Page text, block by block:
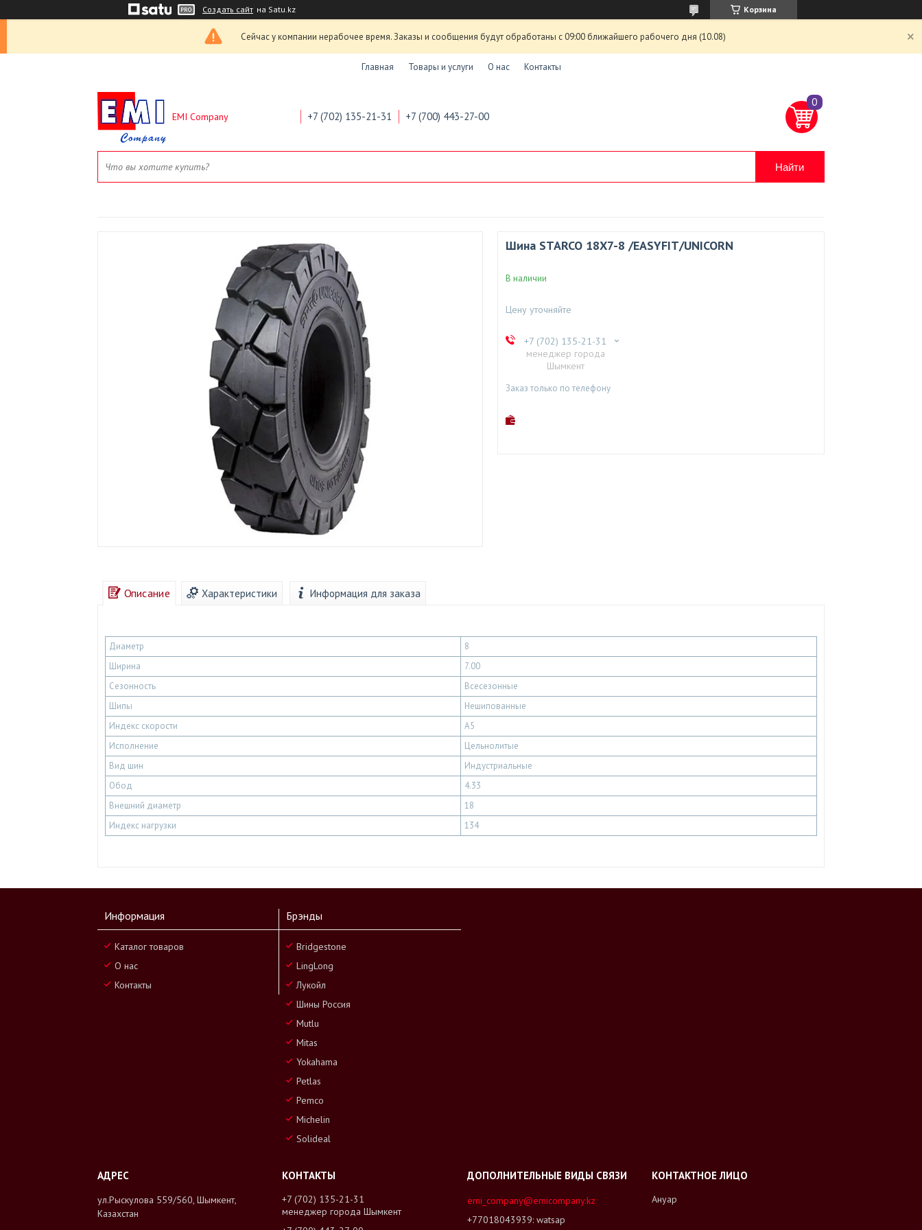
Создать сайт на Satu.kz Корзина
Сейчас у компании нерабочее время. Заказы и сообщения будут обработаны с 09:00 ближайшего рабочего дня (10.08)
Главная Товары и услуги О нас Контакты
EMI Company +7 (702) 135-21-31 +7 (700) 443-27-00
Найти
Шина STARCO 18X7-8 /EASYFIT/UNICORN
В наличии
Цену уточняйте
+7 (702) 135-21-31
менеджер города
Шымкент
Заказ только по телефону
Описание Характеристики Информация для заказа
Диаметр
8
Ширина
7.00
Сезонность
Всесезонные
Шипы
Нешипованные
Индекс скорости
A5
Исполнение
Цельнолитые
Вид шин
Индустриальные
Обод
4.33
Внешний диаметр
18
Индекс нагрузки
134
Информация
Каталог товаров
О нас
Контакты
Брэнды
Bridgestone
LingLong
Лукойл
Шины Россия
Mutlu
Mitas
Yokahama
Petlas
Pemco
Michelin
Solideal
ул.Рыскулова 559/560, Шымкент,
Казахстан
+7 (702) 135-21-31
менеджер города Шымкент
emi_company@emicompany.kz
+77018043939 watsap
Ануар